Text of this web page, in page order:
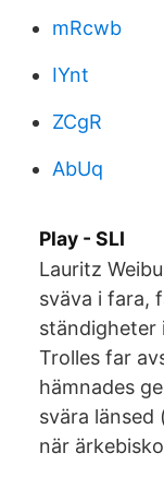
mRcwb
IYnt
ZCgR
AbUq
Play - SLI
Lauritz
sväva i fara,
ständigheter
Trolles far
hämnades
svära
när